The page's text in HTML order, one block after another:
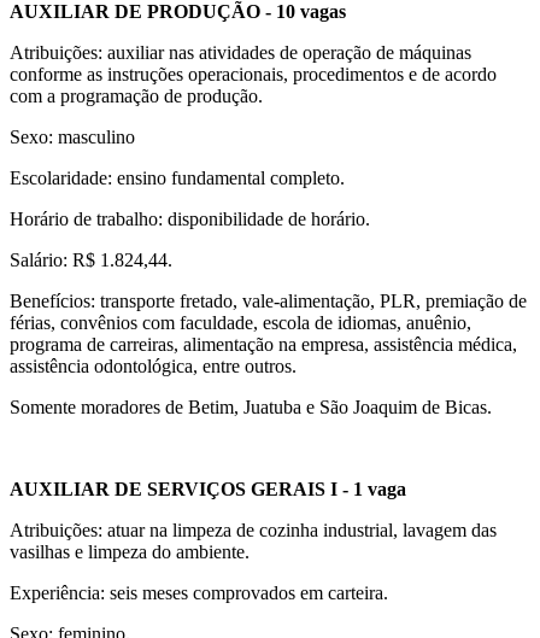
AUXILIAR DE PRODUÇÃO - 10 vagas
Atribuições: auxiliar nas atividades de operação de máquinas
conforme as instruções operacionais, procedimentos e de acordo
com a programação de produção.
Sexo: masculino
Escolaridade: ensino fundamental completo.
Horário de trabalho: disponibilidade de horário.
Salário: R$ 1.824,44.
Benefícios: transporte fretado, vale-alimentação, PLR, premiação de
férias, convênios com faculdade, escola de idiomas, anuênio,
programa de carreiras, alimentação na empresa, assistência médica,
assistência odontológica, entre outros.
Somente moradores de Betim, Juatuba e São Joaquim de Bicas.
AUXILIAR DE SERVIÇOS GERAIS I - 1 vaga
Atribuições: atuar na limpeza de cozinha industrial, lavagem das
vasilhas e limpeza do ambiente.
Experiência: seis meses comprovados em carteira.
Sexo: feminino.